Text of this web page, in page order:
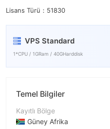
Lisans Türü：51830
VPS Standard
1*CPU / 1GRam / 40GHarddisk
Temel Bilgiler
Kayıtlı Bölge
Güney Afrika